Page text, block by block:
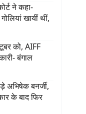
ने कहा-
खायीं थीं,
को, AIFF
बंगाल
अभिषेक बनर्जी,
के बाद फिर